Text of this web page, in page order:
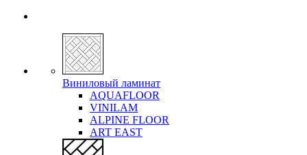
Виниловый ламинат
AQUAFLOOR
VINILAM
ALPINE FLOOR
ART EAST